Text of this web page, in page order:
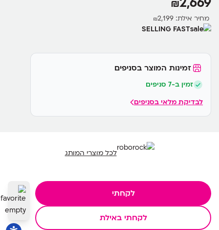
₪
מחיר אילת: ₪2,199
SELLING FAST
זמינות המוצר בסניפים
זמין ב-7 סניפים
לבדיקת מלאי בסניפים
לכל מוצרי המותג
לקחתי
לקחתי באילת